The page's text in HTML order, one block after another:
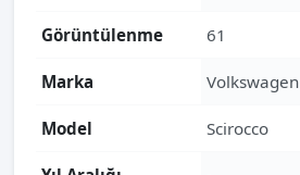
Görüntülenme 61
Marka Volkswagen
Model Scirocco